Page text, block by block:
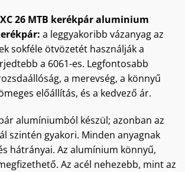
26 MTB kerékpár aluminium
a leggyakoribb vázanyag az
sokféle ötvözetét használják a
a 6061-es. Legfontosabb
a merevség, a könnyű
előállítás, és a kedvező ár.
alumíniumból készül; azonban az
szintén gyakori. Minden anyagnak
hátrányai. Az alumínium könnyű,
Az acél nehezebb, mint az